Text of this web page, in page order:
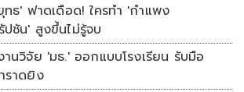
ทธ' ฟาดเดือด! ใครทำ 'กำแพง
ปชัน' สูงขึ้นไม่รู้จบ
านวิจัย 'มธ.' ออกแบบโรงเรียน รับมือ
ราดยิง